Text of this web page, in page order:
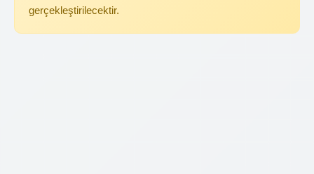
gerçekleştirilecektir.